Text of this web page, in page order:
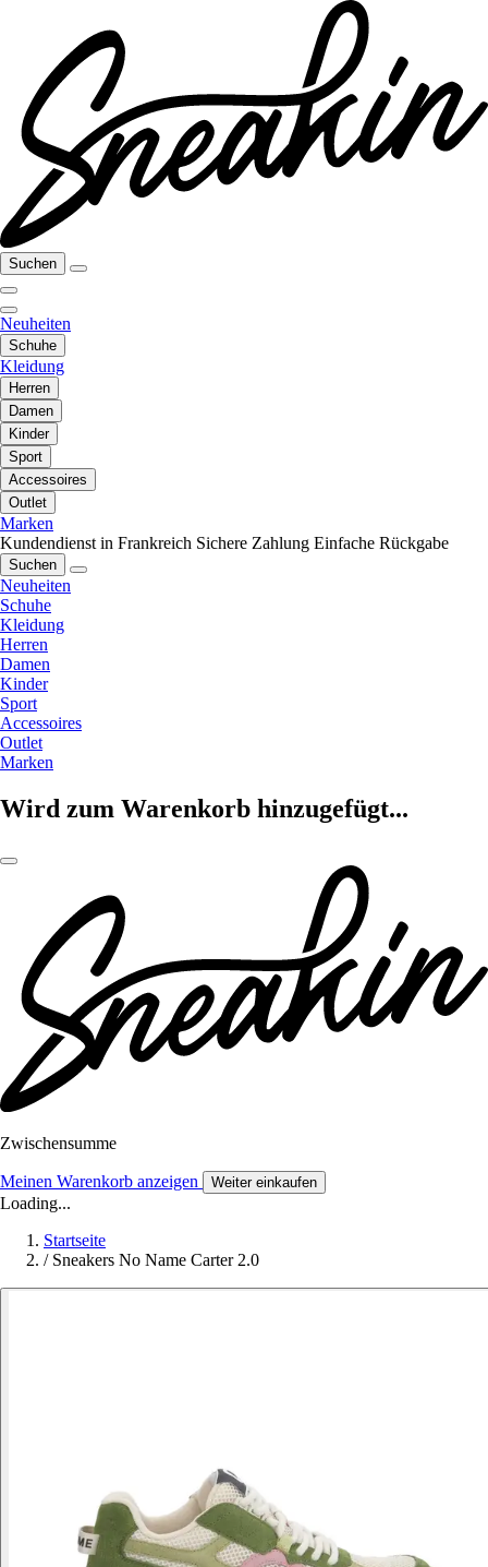
Suchen
Neuheiten
Schuhe
Kleidung
Herren
Damen
Kinder
Sport
Accessoires
Outlet
Marken
Kundendienst in Frankreich Sichere Zahlung Einfache Rückgabe
Suchen
Neuheiten
Schuhe
Kleidung
Herren
Damen
Kinder
Sport
Accessoires
Outlet
Marken
Wird zum Warenkorb hinzugefügt...
Zwischensumme
Meinen Warenkorb anzeigen Weiter einkaufen
Loading...
Startseite
/ Sneakers No Name Carter 2.0